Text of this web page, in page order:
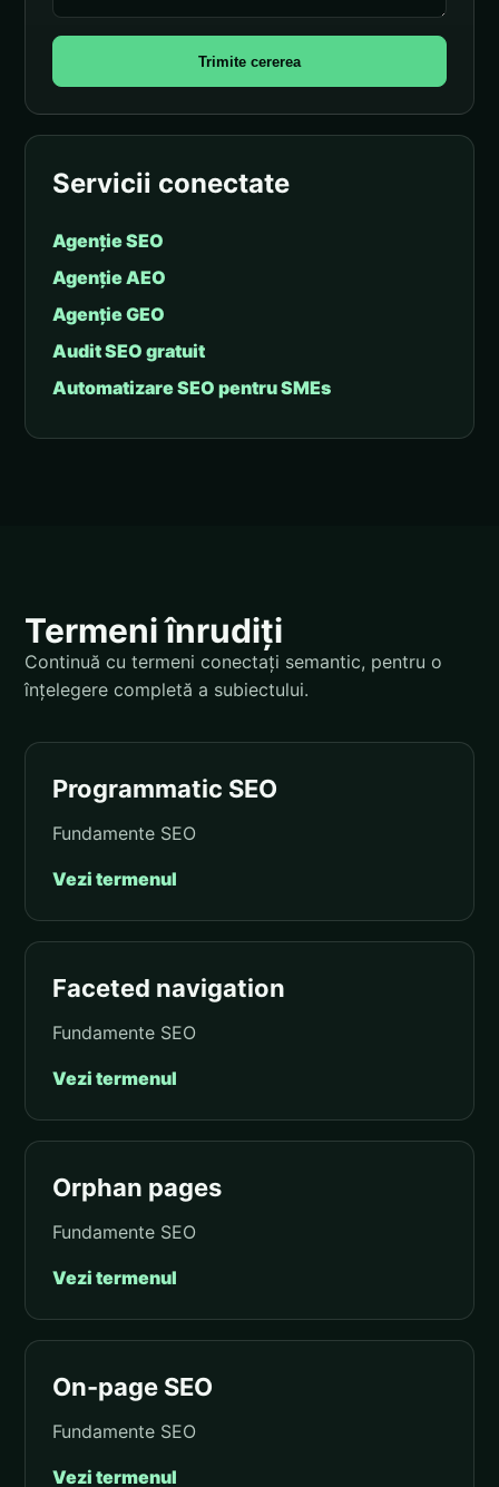
Trimite cererea
Servicii conectate
Agenție SEO
Agenție AEO
Agenție GEO
Audit SEO gratuit
Automatizare SEO pentru SMEs
Termeni înrudiți
Continuă cu termeni conectați semantic, pentru o
înțelegere completă a subiectului.
Programmatic SEO
Fundamente SEO
Vezi termenul
Faceted navigation
Fundamente SEO
Vezi termenul
Orphan pages
Fundamente SEO
Vezi termenul
On-page SEO
Fundamente SEO
Vezi termenul